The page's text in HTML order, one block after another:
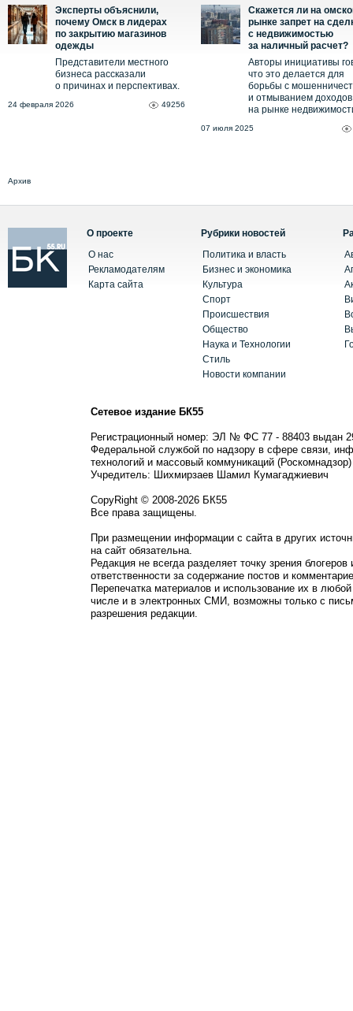
Эксперты объяснили,
почему Омск в лидерах
по закрытию магазинов
одежды
Представители местного
бизнеса рассказали
о причинах и перспективах.
24 февраля 2026 49256
Скажется ли на
рынке запрет на
с недвижимостью
за наличный расчет?
Авторы инициативы
что это делается для
борьбы с
и отмыванием доходов
на рынке
07 июля 2025
Архив
О проекте
О нас
Рекламодателям
Карта сайта
Рубрики новостей
Политика и власть
Бизнес и экономика
Культура
Спорт
Происшествия
Общество
Наука и Технологии
Стиль
Новости компании
Сетевое издание БК55
Регистрационный номер: ЭЛ № ФС 77 - 88403 выдан
Федеральной службой по надзору в сфере связи,
технологий и массовый коммуникаций (Роскомнадзор)
Учредитель: Шихмирзаев Шамил Кумагаджиевич
CopyRight © 2008-2026 БК55
Все права защищены.
При размещении информации с сайта в других
на сайт обязательна.
Редакция не всегда разделяет точку зрения блогеров
ответственности за содержание постов и
Перепечатка материалов и использование их в
числе и в электронных СМИ, возможны только с
разрешения редакции.